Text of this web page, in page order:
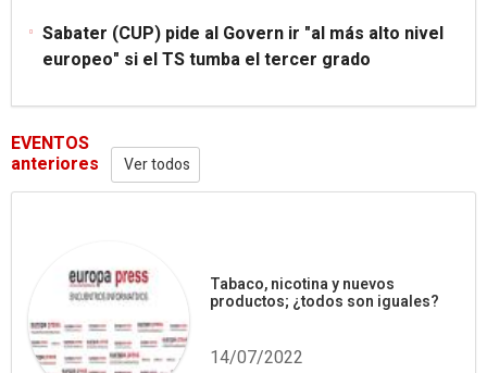
Sabater (CUP) pide al Govern ir "al más alto nivel
europeo" si el TS tumba el tercer grado
EVENTOS
anteriores Ver todos
Tabaco, nicotina y nuevos
productos; ¿todos son iguales?
14/07/2022